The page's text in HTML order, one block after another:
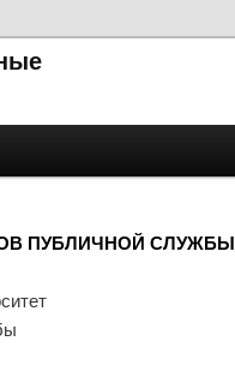
ПУБЛИЧНОЙ СЛУЖБЫ